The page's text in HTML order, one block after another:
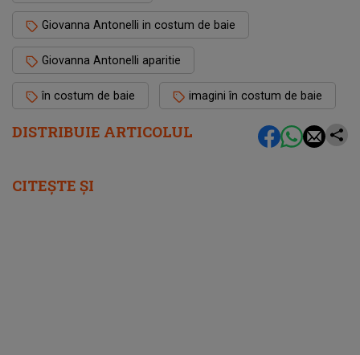
DISTRIBUIE ARTICOLUL
Giovanna Antonelli in costum de baie
Giovanna Antonelli aparitie
în costum de baie imagini în costum de baie
CITEȘTE ȘI